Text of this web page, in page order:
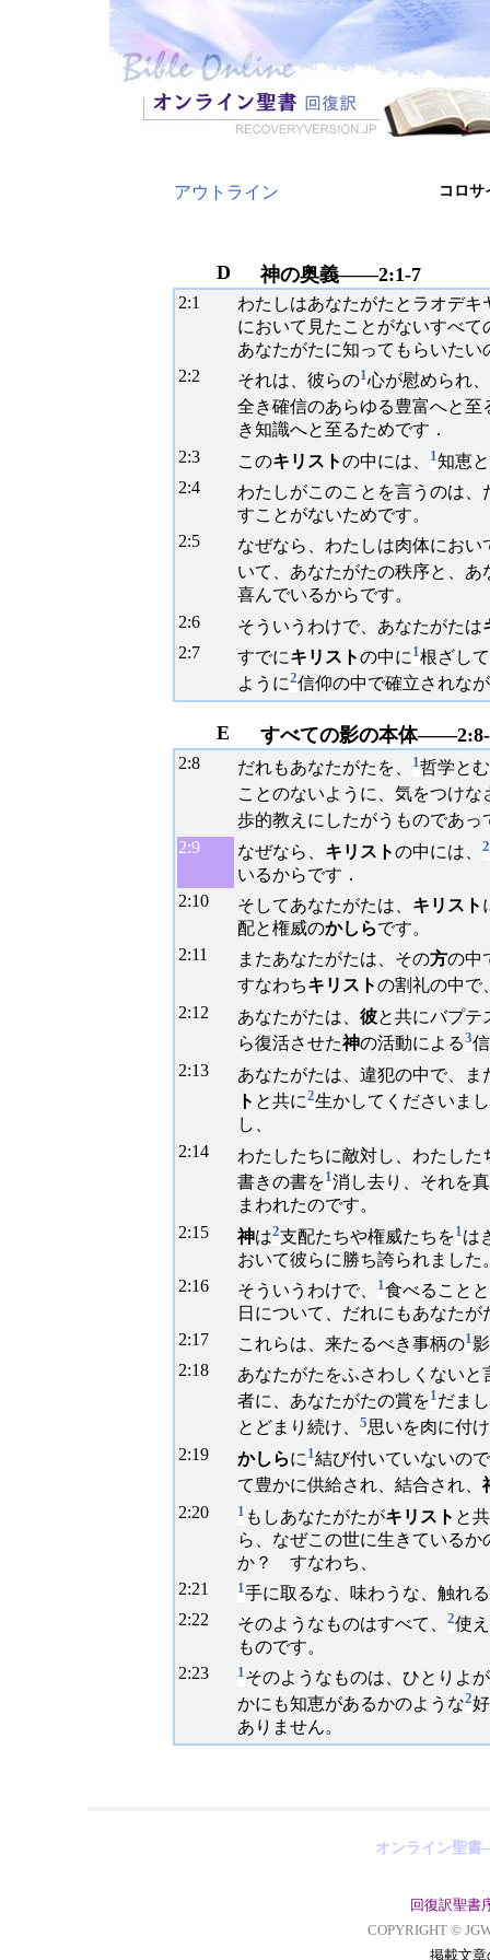
アウトライン コロサ
D 神の奥義――2:1-7
2:1
わたしはあなたがたとラオデ
において見たことがないすべ
あなたがたに知ってもらいたい
2:2 それは、彼らの1心が慰められ
全き確信のあらゆる豊富へと至
き知識へと至るためです．
2:3 このキリストの中には、 1知恵
2:4
わたしがこのことを言うのは、
すことがないためです。
2:5
なぜなら、わたしは肉体におい
いて、あなたがたの秩序と、あ
喜んでいるからです。
2:6 そういうわけで、あなたがたは
2:7 すでにキリストの中に 1根ざし
ように2信仰の中で確立されな
E すべての影の本体
2:8 だれもあなたがたを、 1哲学と
ことのないように、気をつけな
歩的教えにしたがうものであっ
2:9 なぜなら、 キリストの中には、 2
いるからです．
2:10 そしてあなたがたは、 キリスト
配と権威のかしらです。
2:11 またあなたがたは、その方の中
すなわちキリストの割礼の中で
2:12 あなたがたは、 彼と共にバプテ
ら復活させた神の活動による3
2:13
あなたがたは、違犯の中で、ま
ト と共に2生かしてくださいま
し、
2:14
わたしたちに敵対し、わたし
書きの書を1消し去り、それを
まわれたのです。
2:15 神は2支配たちや権威たちを1 は
おいて彼らに勝ち誇られました
2:16 そういうわけで、 1食べること
日について、だれにもあなた
2:17 これらは、来たるべき事柄の1
2:18
あなたがたをふさわしくない
者に、あなたがたの賞を1 だま
とどまり続け、 5思いを肉に付
2:19 かしらに 1結び付いていないの
て豊かに供給され、結合され、
2:20 1 もしあなたがたがキリスト と
ら、なぜこの世に生きている
か？ すなわち、
2:21 1手に取るな、味わうな、触れ
2:22 そのようなものはすべて、 2使
ものです。
2:23 1 そのようなものは、ひとりよ
かにも知恵があるかのような2
ありません。
オンライン聖
回復訳聖書
COPYRIGHT ©
掲載文